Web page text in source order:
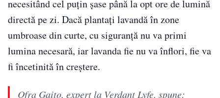
necesitând cel puțin șase până la opt ore de lumină
directă pe zi. Dacă plantați lavandă în zone
umbroase din curte, cu siguranță nu va primi
lumina necesară, iar lavanda fie nu va înflori, fie va
fi încetinită în creștere.
Ofra Gaito, expert la Verdant Lyfe, spune: